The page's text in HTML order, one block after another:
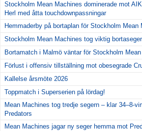
Stockholm Mean Machines dominerade mot
Herl med åtta touchdownpassningar
Hemmaderby på bortaplan för Stockholm Mean
Stockholm Mean Machines tog viktig
Bortamatch i Malmö väntar för Stockholm
Förlust i offensiv tillställning mot obesegrade
Kallelse årsmöte 2026
Toppmatch i Superserien på lördag!
Mean Machines tog tredje segern – klar 34–8-
Predators
Mean Machines jagar ny seger hemma mot